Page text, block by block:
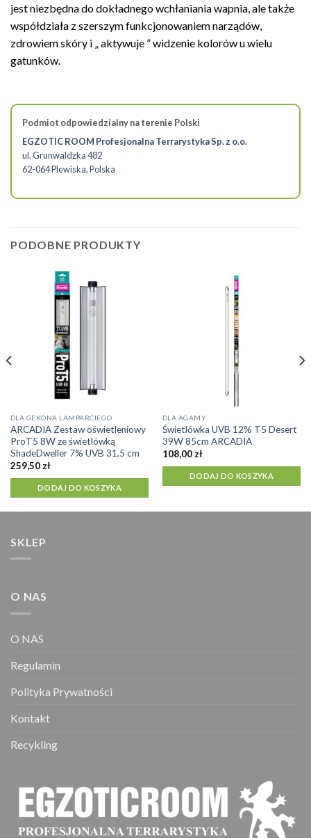
jest niezbędna do dokładnego wchłaniania wapnia, ale także
współdziała z szerszym funkcjonowaniem narządów,
zdrowiem skóry i „ aktywuje ” widzenie kolorów u wielu
gatunków.
Podmiot odpowiedzialny na terenie Polski
EGZOTIC ROOM Profesjonalna Terrarystyka Sp. z o.o.
ul. Grunwaldzka 482
62-064 Plewiska, Polska
PODOBNE PRODUKTY
DLA GEKONA LAMPARCIEGO
ARCADIA Zestaw oświetleniowy
ProT5 8W ze świetlówką
ShadeDweller 7% UVB 31,5 cm
259,50zł
DODAJ DO KOSZYKA
DLA AGAMY
Świetlówka UVB 12% T5 Desert
39W 85cm ARCADIA
108,00zł
DODAJ DO KOSZYKA
SKLEP
O NAS
O NAS
Regulamin
Polityka Prywatności
Kontakt
Recykling